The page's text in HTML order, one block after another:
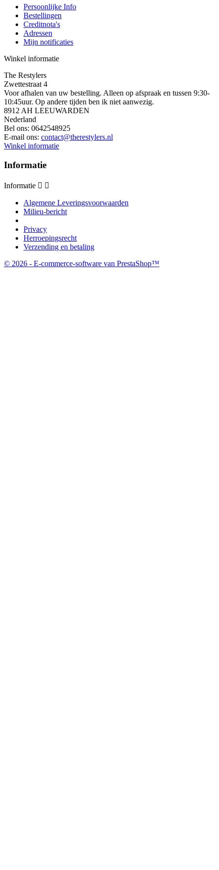
Persoonlijke Info
Bestellingen
Creditnota's
Adressen
Mijn notificaties
Winkel informatie
The Restylers
Zwettestraat 4
Voor afhalen van uw bestelling. Alleen op afspraak en tussen 9:30-
10:45uur. Op andere tijden ben ik niet aanwezig.
8912 AH LEEUWARDEN
Nederland
Bel ons: 0642548925
E-mail ons: contact@therestylers.nl
Winkel informatie
Informatie
Informatie  
Algemene Leveringsvoorwaarden
Milieu-bericht
Privacy
Herroepingsrecht
Verzending en betaling
© 2026 - E-commerce-software van PrestaShop™